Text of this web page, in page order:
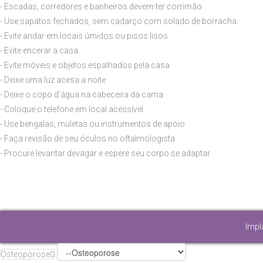
- Escadas, corredores e banheiros devem ter corrimão
- Use sapatos fechados, sem cadarço com solado de borracha
- Evite andar em locais úmidos ou pisos lisos
- Evite encerar a casa
- Evite móveis e objetos espalhados pela casa
- Deixe uma luz acesa a noite
- Deixe o copo d'água na cabeceira da cama
- Coloque o telefone em local acessível
- Use bengalas, muletas ou instrumentos de apoio
- Faça revisão de seu óculos no oftalmologista
- Procure levantar devagar e espere seu corpo se adaptar
Osteoporose